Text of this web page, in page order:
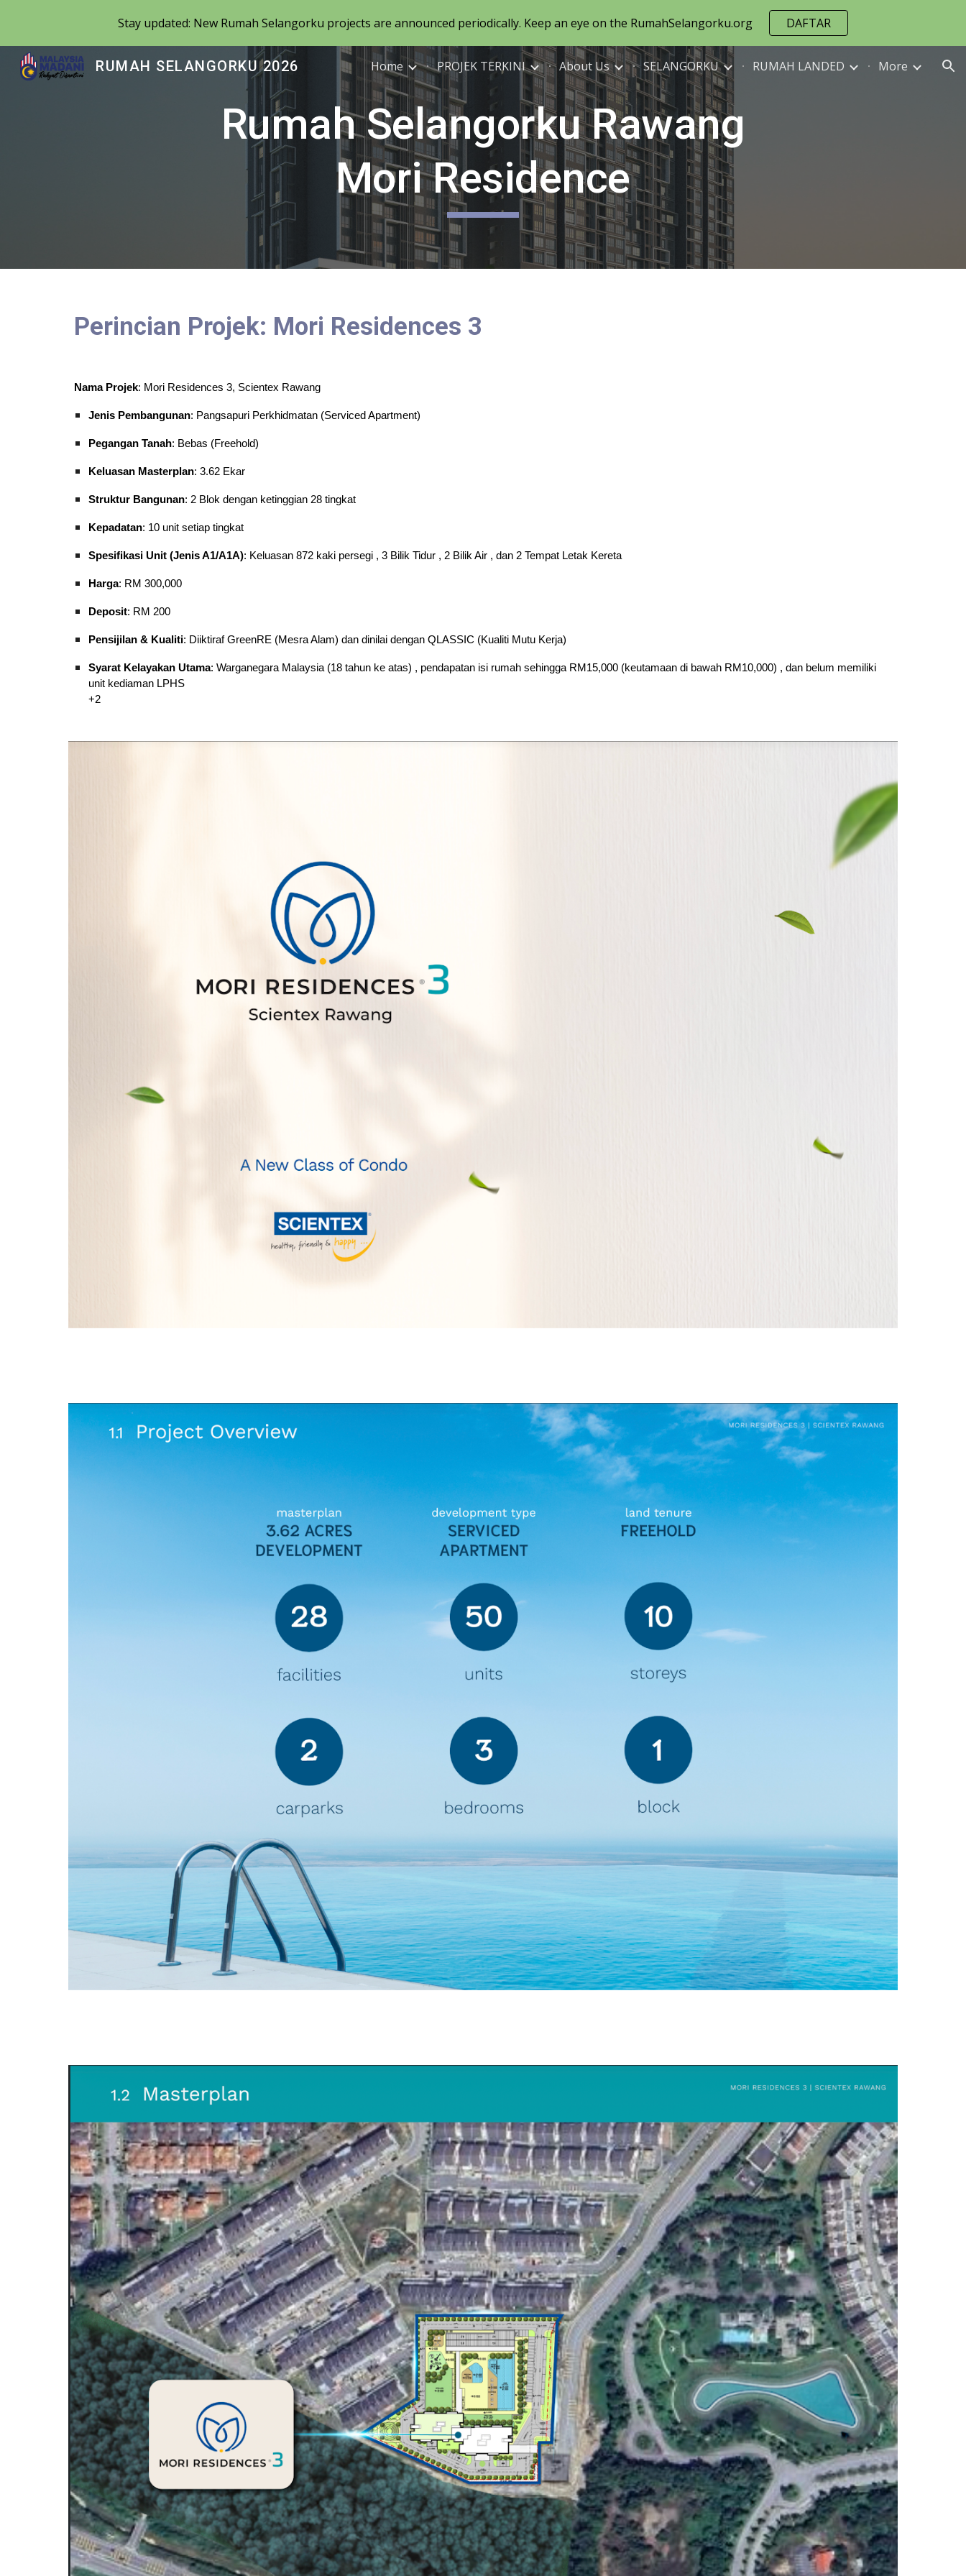
Skip to main content Skip to navigation
Stay updated: New Rumah Selangorku projects are announced periodically. Keep an eye on the RumahSelangorku.org DAFTAR
RUMAH SELANGORKU 2026 Home PROJEK TERKINI About Us SELANGORKU RUMAH LANDED More
Rumah Selangorku Rawang
Mori Residence
Perincian Projek: Mori Residences 3
Nama Projek: Mori Residences 3, Scientex Rawang
Jenis Pembangunan: Pangsapuri Perkhidmatan (Serviced Apartment)
Pegangan Tanah: Bebas (Freehold)
Keluasan Masterplan: 3.62 Ekar
Struktur Bangunan: 2 Blok dengan ketinggian 28 tingkat
Kepadatan: 10 unit setiap tingkat
Spesifikasi Unit (Jenis A1/A1A): Keluasan 872 kaki persegi , 3 Bilik Tidur , 2 Bilik Air , dan 2 Tempat Letak Kereta
Harga: RM 300,000
Deposit: RM 200
Pensijilan & Kualiti: Diiktiraf GreenRE (Mesra Alam) dan dinilai dengan QLASSIC (Kualiti Mutu Kerja)
Syarat Kelayakan Utama: Warganegara Malaysia (18 tahun ke atas) , pendapatan isi rumah sehingga RM15,000 (keutamaan di bawah RM10,000) , dan belum memiliki
unit kediaman LPHS
+2